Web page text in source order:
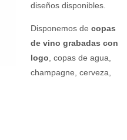
diseños disponibles.
Disponemos de copas
de vino grabadas con
logo , copas de agua,
champagne, cerveza,